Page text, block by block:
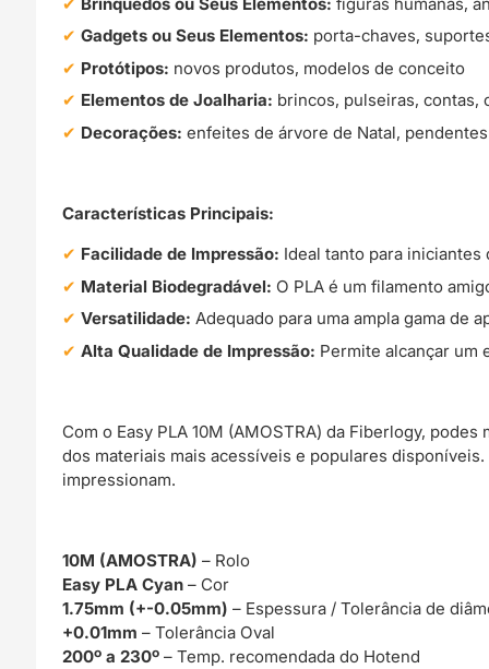
Gadgets ou Seus Elementos: porta-chaves,
Protótipos: novos produtos, modelos de conceito
Elementos de Joalharia: brincos, pulseiras, contas,
Decorações: enfeites de árvore de Natal, pendentes
Características Principais:
Facilidade de Impressão: Ideal tanto para
Material Biodegradável: O PLA é um filamento
Versatilidade: Adequado para uma ampla gama de
Alta Qualidade de Impressão: Permite alcançar um
Com o Easy PLA 10M (AMOSTRA) da Fiberlogy,
dos materiais mais acessíveis e populares
impressionam.
10M (AMOSTRA) – Rolo
Easy PLA Cyan– Cor
1.75mm (+-0.05mm)– Espessura / Tolerância de
+0.01mm– Tolerância Oval
200º a 230º– Temp. recomendada do Hotend